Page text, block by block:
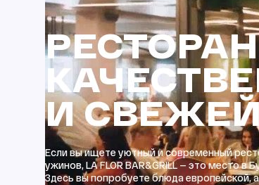
И
Если вы ищете уютный и современный
ужинов, LA FLOR BAR&GRILL — это место в
Здесь вы попробуете блюда европейской,